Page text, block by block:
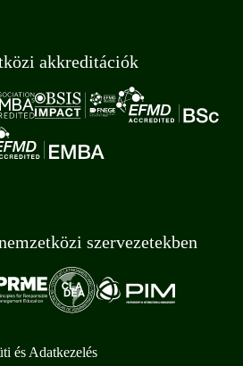
akkreditációk
szervezetekben
és Adatkezelés